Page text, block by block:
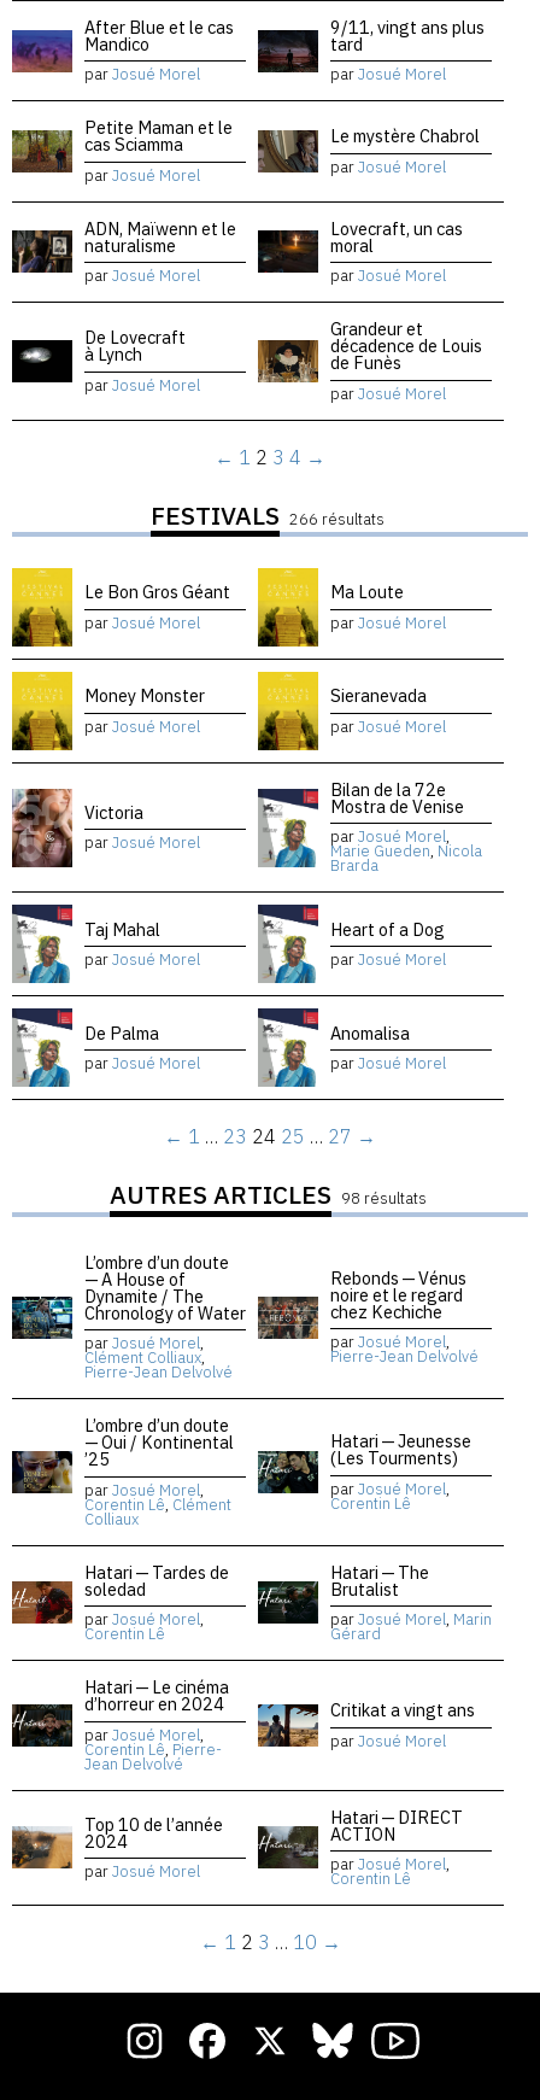
After Blue et le cas
Mandico
parJosué Morel
9/11, vingt ans plus
tard
parJosué Morel
Petite Maman et le
cas Sciamma
parJosué Morel
Le mystère Chabrol
parJosué Morel
ADN, Maïwenn et le
naturalisme
parJosué Morel
Lovecraft, un cas
moral
parJosué Morel
De Lovecraft
à Lynch
parJosué Morel
Grandeur et
décadence de Louis
de Funès
parJosué Morel
← 1 2 3 4 →
FESTIVALS 266 résultats
Le Bon Gros Géant
parJosué Morel
Ma Loute
parJosué Morel
Money Monster
parJosué Morel
Sieranevada
parJosué Morel
Victoria
parJosué Morel
Bilan de la 72e
Mostra de Venise
parJosué Morel,
Marie Gueden, Nicola
Brarda
Taj Mahal
parJosué Morel
Heart of a Dog
parJosué Morel
De Palma
parJosué Morel
Anomalisa
parJosué Morel
← 1 … 23 24 25 … 27 →
AUTRES ARTICLES 98 résultats
L’ombre d’un doute
— A House of
Dynamite / The
Chronology of Water
parJosué Morel,
Clément Colliaux,
Pierre-Jean Delvolvé
Rebonds — Vénus
noire et le regard
chez Kechiche
parJosué Morel,
Pierre-Jean Delvolvé
L’ombre d’un doute
— Oui / Kontinental
’25
parJosué Morel,
Corentin Lê, Clément
Colliaux
Hatari — Jeunesse
(Les Tourments)
parJosué Morel,
Corentin Lê
Hatari — Tardes de
soledad
parJosué Morel,
Corentin Lê
Hatari — The
Brutalist
parJosué Morel, Marin
Gérard
Hatari — Le cinéma
d’horreur en 2024
parJosué Morel,
Corentin Lê, Pierre-
Jean Delvolvé
Critikat a vingt ans
parJosué Morel
Top 10 de l’année
2024
parJosué Morel
Hatari — DIRECT
ACTION
parJosué Morel,
Corentin Lê
← 1 2 3 … 10 →